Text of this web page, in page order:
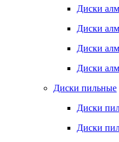
Диски
Диски
Диски
Диски
Диски пильные
Диски
Диски